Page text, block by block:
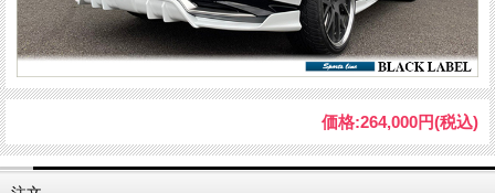
価格:264,000円(税込)